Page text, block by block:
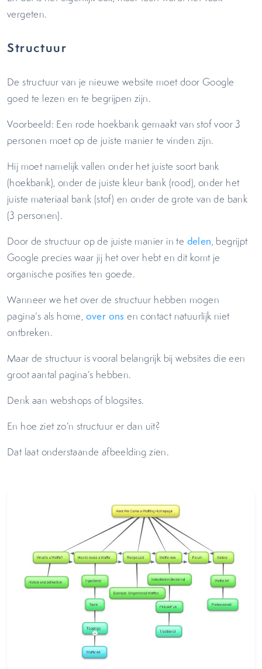
vergeten.
Structuur
De structuur van je nieuwe website moet door Google
goed te lezen en te begrijpen zijn.
Voorbeeld: Een rode hoekbank gemaakt van stof voor 3
personen moet op de juiste manier te vinden zijn.
Hij moet namelijk vallen onder het juiste soort bank
(hoekbank), onder de juiste kleur bank (rood), onder het
juiste materiaal bank (stof) en onder de grote van de bank
(3 personen).
Door de structuur op de juiste manier in te delen, begrijpt
Google precies waar jij het over hebt en dit komt je
organische posities ten goede.
Wanneer we het over de structuur hebben mogen
pagina’s als home, over ons en contact natuurlijk niet
ontbreken.
Maar de structuur is vooral belangrijk bij websites die een
groot aantal pagina’s hebben.
Denk aan webshops of blogsites.
En hoe ziet zo’n structuur er dan uit?
Dat laat onderstaande afbeelding zien.